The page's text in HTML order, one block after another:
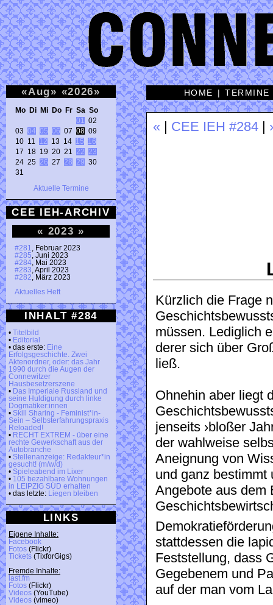
«Aug» «2026»
Mo Di Mi Do Fr Sa So
01
02
03 04 05 06 07 08 09
10 11 12 13 14 15
16
17 18 19 20 21 22
23
24 25 26 27 28 29 30
31
Aktuelle Termine
CEE IEH-ARCHIV
« 2023 »
#281
, Februar 2023
#285 , Juni 2023
#284 , Mai 2023
#283 , April 2023
#282 , März 2023
Aktuelles Heft
INHALT #284
• Titelbild
• Editorial
• das erste: Eine
Erfolgsgeschichte. Zwei
Aktenordner, oder: das Jahr
1990 durch die Augen der
Connewitzer
Hausbesetzerszene
• Das Imperiale Russland und
seine Huldigung durch linke
Dogmatiker:innen
• Skill Sharing - Feminist*in-
Sein – Selbsterfahrungspraxis
Reloaded!
• RECHT EXTREM - über eine
rechte Gewerkschaft aus der
Autobranche
• Stellenanzeige: Redakteur*in
gesucht! (m/w/d)
• Spieleabend im Lixer
• 105 bezahlbare Wohnungen
in LEIPZIG SÜD erhalten
• das letzte:
Liegen bleiben
LINKS
Eigene Inhalte:
Facebook
Fotos (Flickr)
Tickets (TixforGigs)
Fremde Inhalte:
last.fm
Fotos (Flickr)
Videos (YouTube)
Videos (vimeo)
HOME |TERMINE
« CEE IEH #284
Kürzlich die Frage
müssen. Lediglich
derer sich über
ließ.
Ohnehin aber liegt
jenseits ›bloßer
der wahlweise
Aneignung von
und ganz bestimmt
Angebote aus dem
stattdessen die
Feststellung, dass
Gegebenem und
auf der man vom